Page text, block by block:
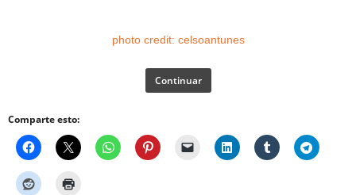
photocredit: celsoantunes
Continuar
Comparte esto: